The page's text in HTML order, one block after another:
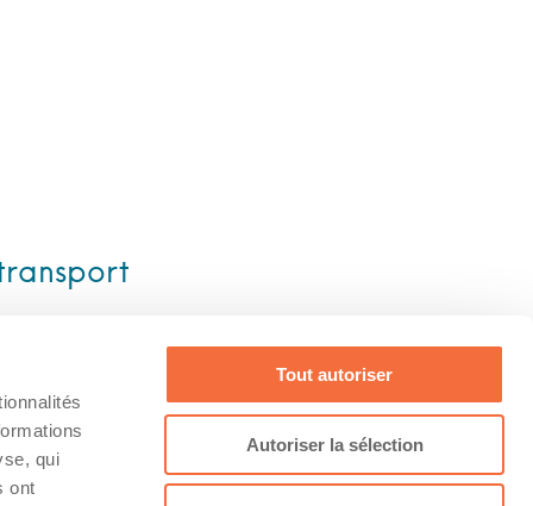
qui
ont
Tout autoriser
Autoriser la sélection
Conditions Facebook